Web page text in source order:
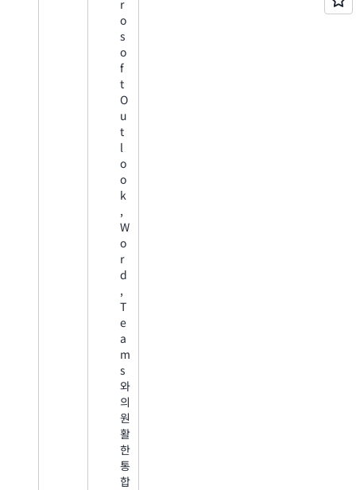
r
o
s
o
f
t
O
u
t
l
o
o
k
,
W
o
r
d
,
T
e
a
m
s
와
의
원
활
한
통
합